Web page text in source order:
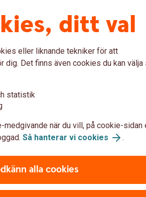
ha andra tjänster
ditt val
eller liknande tekniker för att
dig. Det finns även cookies du kan välja
statistik
medgivande när du vill, på cookie-sidan
Så hanterar vi cookies .
alla cookies